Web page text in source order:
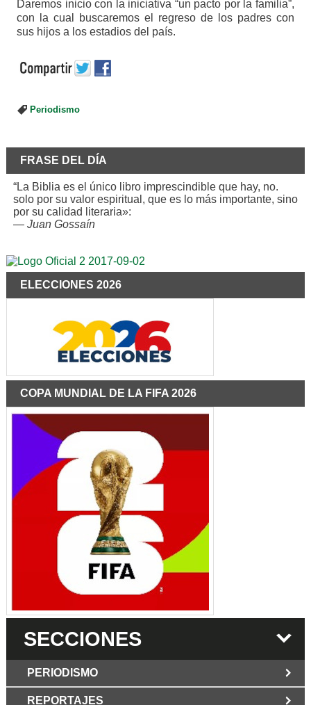
Daremos inicio con la iniciativa “un pacto por la familia”,
con la cual buscaremos el regreso de los padres con
sus hijos a los estadios del país.
Periodismo
FRASE DEL DÍA
“La Biblia es el único libro imprescindible que hay, no.
solo por su valor espiritual, que es lo más importante, sino
por su calidad literaria»:
— Juan Gossaín
ELECCIONES 2026
COPA MUNDIAL DE LA FIFA 2026
SECCIONES
PERIODISMO
REPORTAJES